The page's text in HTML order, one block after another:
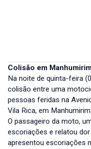
Colisão em
Na noite de quinta-feira
colisão entre uma
pessoas feridas na
Vila Rica, em Manhumirim.
O passageiro da moto,
escoriações e relatou
apresentou escoriações